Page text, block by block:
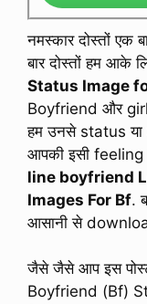
नमस्कार दोस्तों एक
बार दोस्तों हम आके
Status Image
Boyfriend और
हम उनसे status
आपकी इसी feeling
line boyfriend
Images For Bf.
आसानी से
जैसे जैसे आप इस
Boyfriend (Bf)